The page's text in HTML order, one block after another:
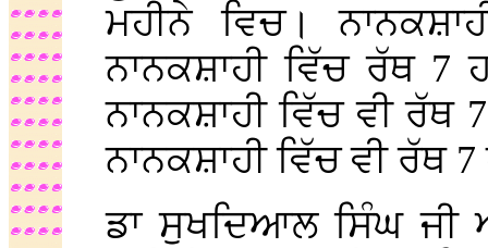
ਮਹੀਨੇ ਵਿਚ।
ਨਾਨਕਸ਼ਾਹੀ ਵਿੱਚ ਰੱਥ 7
ਨਾਨਕਸ਼ਾਹੀ ਵਿੱਚ ਵੀ ਰੱਥ
ਨਾਨਕਸ਼ਾਹੀ ਵਿੱਚ ਵੀ ਰੱਥ
ਡਾ ਸੁਖਦਿਆਲ ਸਿੰਘ ਜੀ